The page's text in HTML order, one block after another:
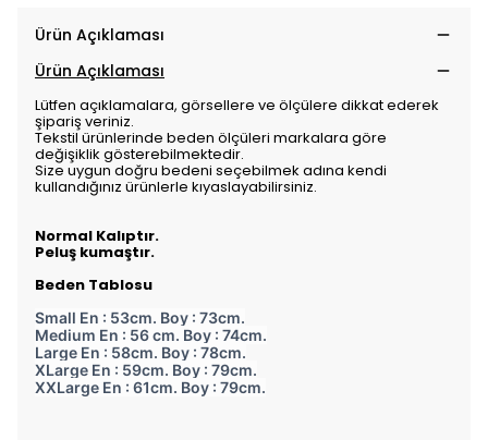
Ürün Açıklaması
Ürün Açıklaması
Lütfen açıklamalara, görsellere ve ölçülere dikkat ederek
şipariş veriniz.
Tekstil ürünlerinde beden ölçüleri markalara göre
değişiklik gösterebilmektedir.
Size uygun doğru bedeni seçebilmek adına kendi
kullandığınız ürünlerle kıyaslayabilirsiniz.
Normal Kalıptır.
Peluş kumaştır.
Beden Tablosu
Small En : 53cm. Boy : 73cm.
Medium En : 56 cm. Boy : 74cm.
Large En : 58cm. Boy : 78cm.
XLarge En : 59cm. Boy : 79cm.
XXLarge En : 61cm. Boy : 79cm.